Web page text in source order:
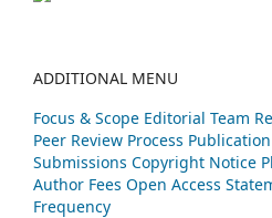
ADDITIONAL MENU
Focus & Scope Editorial Team
Peer Review Process
Submissions Copyright Notice
Author Fees Open Access
Frequency